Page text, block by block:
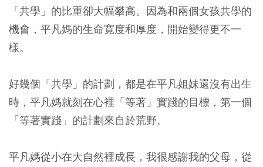
「共學」的比重卻大幅攀高。因為和兩個女孩共學的
機會，平凡媽的生命寛度和厚度，開始變得更不一
樣。
好幾個「共學」的計劃，都是在平凡姐妹還沒有出生
時，平凡媽就刻在心裡「等著」實踐的目標，第一個
「等著實踐」的計劃來自於荒野。
平凡媽從小在大自然裡成長，我很感謝我的父母，從